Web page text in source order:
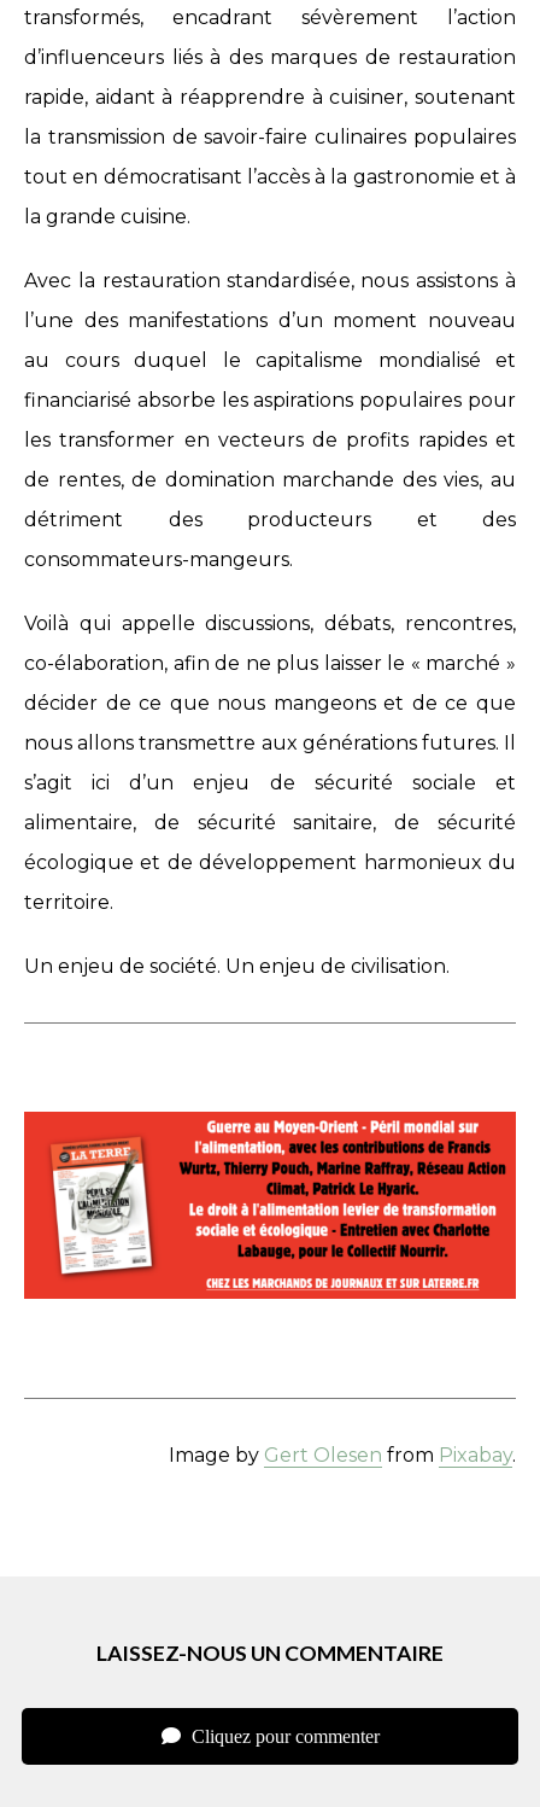
transformés, encadrant sévèrement l’action
d’influenceurs liés à des marques de restauration
rapide, aidant à réapprendre à cuisiner, soutenant
la transmission de savoir-faire culinaires populaires
tout en démocratisant l’accès à la gastronomie et à
la grande cuisine.
Avec la restauration standardisée, nous assistons à
l’une des manifestations d’un moment nouveau
au cours duquel le capitalisme mondialisé et
financiarisé absorbe les aspirations populaires pour
les transformer en vecteurs de profits rapides et
de rentes, de domination marchande des vies, au
détriment des producteurs et des
consommateurs-mangeurs.
Voilà qui appelle discussions, débats, rencontres,
co-élaboration, afin de ne plus laisser le « marché »
décider de ce que nous mangeons et de ce que
nous allons transmettre aux générations futures. Il
s’agit ici d’un enjeu de sécurité sociale et
alimentaire, de sécurité sanitaire, de sécurité
écologique et de développement harmonieux du
territoire.
Un enjeu de société. Un enjeu de civilisation.
Image by Gert Olesen from Pixabay.
LAISSEZ-NOUS UN COMMENTAIRE
Cliquez pour commenter